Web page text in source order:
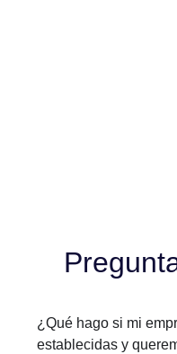
¿Qué hago si mi
establecidas y